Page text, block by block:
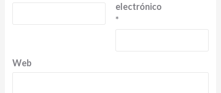
electrónico
*
Web